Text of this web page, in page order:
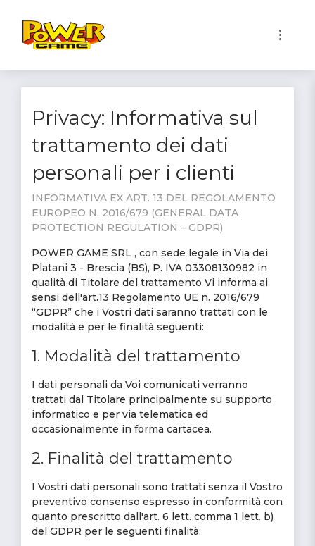
Privacy: Informativa sul
trattamento dei dati
personali per i clienti
INFORMATIVA EX ART. 13 DEL REGOLAMENTO
EUROPEO N. 2016/679 (GENERAL DATA
PROTECTION REGULATION – GDPR)
POWER GAME SRL , con sede legale in Via dei
Platani 3 - Brescia (BS), P. IVA 03308130982 in
qualità di Titolare del trattamento Vi informa ai
sensi dell'art.13 Regolamento UE n. 2016/679
“GDPR” che i Vostri dati saranno trattati con le
modalità e per le finalità seguenti:
1. Modalità del trattamento
I dati personali da Voi comunicati verranno
trattati dal Titolare principalmente su supporto
informatico e per via telematica ed
occasionalmente in forma cartacea.
2. Finalità del trattamento
I Vostri dati personali sono trattati senza il Vostro
preventivo consenso espresso in conformità con
quanto prescritto dall'art. 6 lett. comma 1 lett. b)
del GDPR per le seguenti finalità: